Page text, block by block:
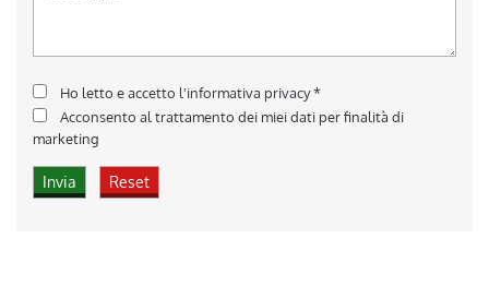
Ho letto e accetto l'informativa privacy*
Acconsento al trattamento dei miei dati per finalità di
marketing